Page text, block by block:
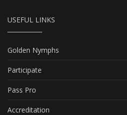
USEFUL LINKS
Golden Nymphs
Participate
Pass Pro
Accreditation